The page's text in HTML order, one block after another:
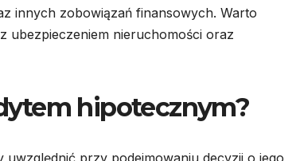
innych zobowiązań finansowych. Warto
ubezpieczeniem nieruchomości oraz
hipotecznym?
przy podejmowaniu decyzji o jego